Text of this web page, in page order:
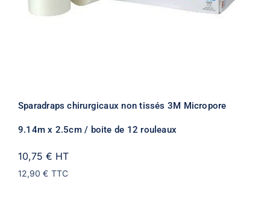
Sparadraps chirurgicaux non tissés 3M Micropore
9.14m x 2.5cm / boite de 12 rouleaux
10,75 € HT
12,90 € TTC